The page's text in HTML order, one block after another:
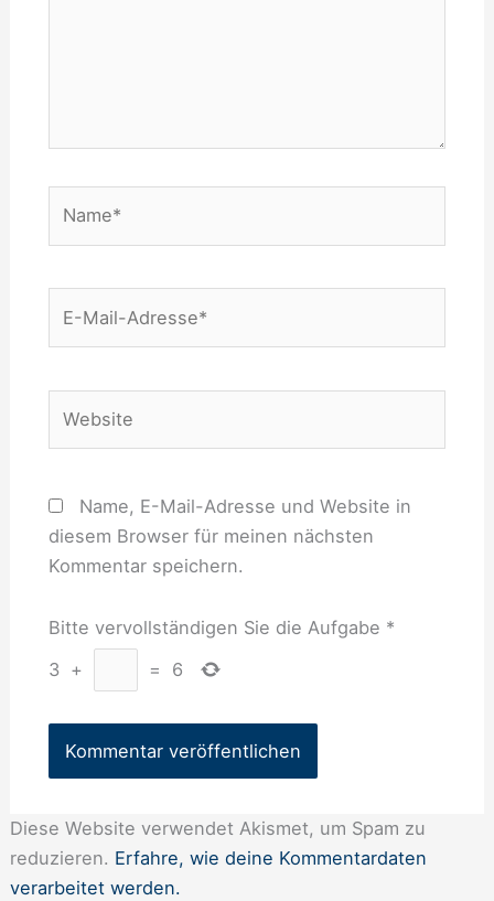
Mail-
Name, E-Mail-Adresse und Website in
diesem Browser für meinen nächsten
Kommentar speichern.
Bitte vervollständigen Sie die Aufgabe *
3 + = 6
Diese Website verwendet Akismet, um Spam zu
reduzieren. Erfahre, wie deine Kommentardaten
verarbeitet werden.